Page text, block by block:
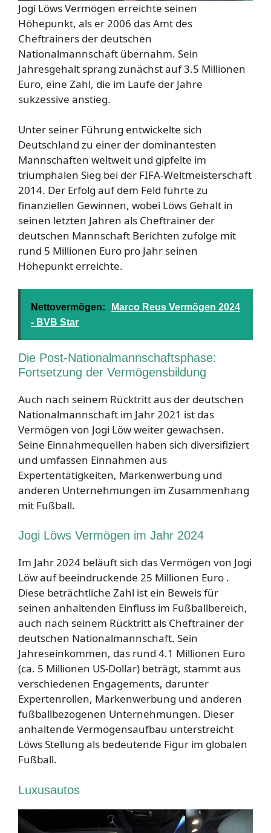
Jogi Löws Vermögen erreichte seinen
Höhepunkt, als er 2006 das Amt des
Cheftrainers der deutschen
Nationalmannschaft übernahm. Sein
Jahresgehalt sprang zunächst auf 3.5 Millionen
Euro, eine Zahl, die im Laufe der Jahre
sukzessive anstieg.
Unter seiner Führung entwickelte sich
Deutschland zu einer der dominantesten
Mannschaften weltweit und gipfelte im
triumphalen Sieg bei der FIFA-Weltmeisterschaft
2014. Der Erfolg auf dem Feld führte zu
finanziellen Gewinnen, wobei Löws Gehalt in
seinen letzten Jahren als Cheftrainer der
deutschen Mannschaft Berichten zufolge mit
rund 5 Millionen Euro pro Jahr seinen
Höhepunkt erreichte.
Nettovermögen:
Marco Reus Vermögen 2024
- BVB Star
Die Post-Nationalmannschaftsphase:
Fortsetzung der Vermögensbildung
Auch nach seinem Rücktritt aus der deutschen
Nationalmannschaft im Jahr 2021 ist das
Vermögen von Jogi Löw weiter gewachsen.
Seine Einnahmequellen haben sich diversifiziert
und umfassen Einnahmen aus
Expertentätigkeiten, Markenwerbung und
anderen Unternehmungen im Zusammenhang
mit Fußball.
Jogi Löws Vermögen im Jahr 2024
Im Jahr 2024 beläuft sich das Vermögen von Jogi
Löw auf beeindruckende 25 Millionen Euro .
Diese beträchtliche Zahl ist ein Beweis für
seinen anhaltenden Einfluss im Fußballbereich,
auch nach seinem Rücktritt als Cheftrainer der
deutschen Nationalmannschaft. Sein
Jahreseinkommen, das rund 4.1 Millionen Euro
(ca. 5 Millionen US-Dollar) beträgt, stammt aus
verschiedenen Engagements, darunter
Expertenrollen, Markenwerbung und anderen
fußballbezogenen Unternehmungen. Dieser
anhaltende Vermögensaufbau unterstreicht
Löws Stellung als bedeutende Figur im globalen
Fußball.
Luxusautos